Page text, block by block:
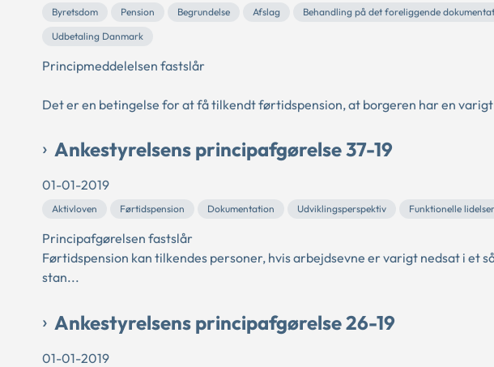
Byretsdom
Pension Begrundelse Afslag Behandling på det foreliggende
Udbetaling Danmark
Principmeddelelsen fastslår
Det er en betingelse for at få tilkendt førtidspension, at borgeren har en
Ankestyrelsens principafgørelse 37-19
01-01-2019
Aktivloven Førtidspension Dokumentation Udviklingsperspektiv Funktionelle lidelser
Principafgørelsen fastslår
Førtidspension kan tilkendes personer, hvis arbejdsevne er varigt nedsat i et
stan...
Ankestyrelsens principafgørelse 26-19
01-01-2019